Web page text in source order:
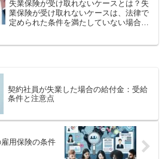
失業保険が受け取れないケースとは？失
業保険が受け取れないケースは、法律で
定められた条件を満たしていない場合に
契約社員が失業した場合の給付金：受給
条件と注意点
用保険の条件